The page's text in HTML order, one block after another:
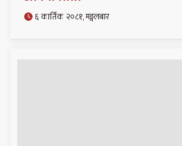
६ कार्तिक २०८१, मङ्गलबार